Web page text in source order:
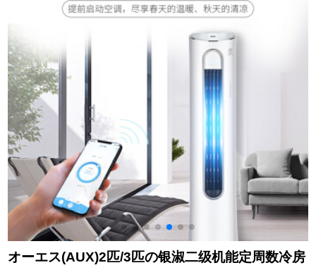
オーエス(AUX)2匹/3匹の银淑二级机能定周数冷房